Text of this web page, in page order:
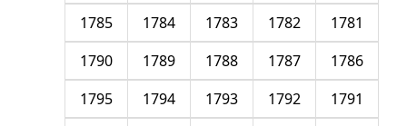
1781
1782
1783
1784
1785
1786
1787
1788
1789
1790
1791
1792
1793
1794
1795